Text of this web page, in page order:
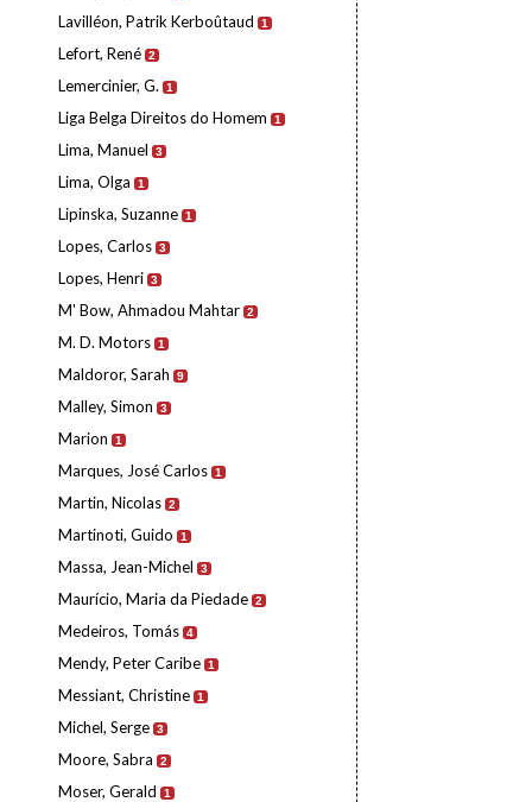
Lavilléon, Patrik Kerboûtaud 1
Lefort, René 2
Lemercinier, G. 1
Liga Belga Direitos do Homem 1
Lima, Manuel 3
Lima, Olga 1
Lipinska, Suzanne 1
Lopes, Carlos 3
Lopes, Henri 3
M' Bow, Ahmadou Mahtar 2
M. D. Motors 1
Maldoror, Sarah 9
Malley, Simon 3
Marion 1
Marques, José Carlos 1
Martin, Nicolas 2
Martinoti, Guido 1
Massa, Jean-Michel 3
Maurício, Maria da Piedade 2
Medeiros, Tomás 4
Mendy, Peter Caribe 1
Messiant, Christine 1
Michel, Serge 3
Moore, Sabra 2
Moser, Gerald 1